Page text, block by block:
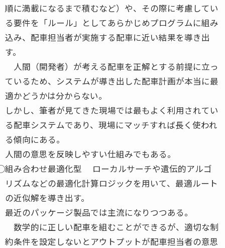
順に満載になるまで積むなど）や、その際に考慮してい
る要件を「ルール」としてあらかじめプログラムに組み
込み、配車担当者が実施する配車に近い結果を導き出
す。
人間（開発者）が考える配車を正解とする前提に立っ
ているため、システムが導き出した配車計画が本当に最
適かどうかは分からない。
しかし、筆者が見てきた現場では最もよく利用されてい
る配車システムであり、現場にマッチすれば長く使われ
る傾向にある。
人間の意思を反映しやすい仕組みでもある。
⃝組み合わせ最適化型 ローカルサーチや遺伝的アルゴ
リズムなどの最適化計算ロジックを用いて、最適ルート
の近似解を導き出す。
最近のパッケージ製品では主流になりつつある。
数学的に正しい配車を組むことができるが、適切な制
約条件を設定しないとアウトプットが配車担当者の意思